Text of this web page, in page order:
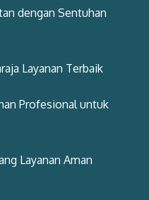
dengan Sentuhan
Layanan Terbaik
Profesional untuk
Layanan Aman